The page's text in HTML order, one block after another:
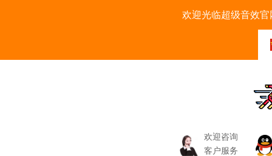
欢迎光临超级音效
欢迎咨询
客户服务